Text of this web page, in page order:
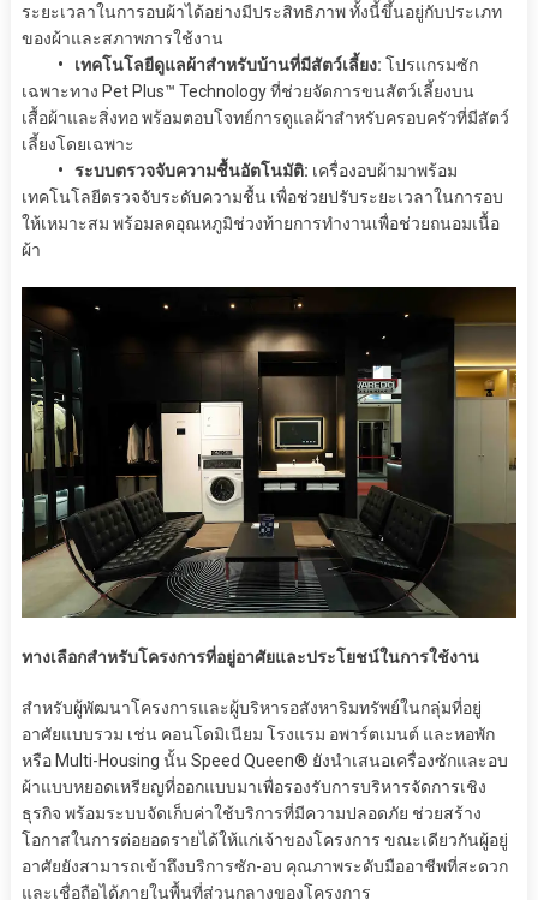
ระยะเวลาในการอบผ้าได้อย่างมีประสิทธิภาพ ทั้งนี้ขึ้นอยู่กับประเภท
ของผ้าและสภาพการใช้งาน
• เทคโนโลยีดูแลผ้าสำหรับบ้านที่มีสัตว์เลี้ยง: โปรแกรมซัก
เฉพาะทาง Pet Plus™ Technology ที่ช่วยจัดการขนสัตว์เลี้ยงบน
เสื้อผ้าและสิ่งทอ พร้อมตอบโจทย์การดูแลผ้าสำหรับครอบครัวที่มีสัตว์
เลี้ยงโดยเฉพาะ
• ระบบตรวจจับความชื้นอัตโนมัติ: เครื่องอบผ้ามาพร้อม
เทคโนโลยีตรวจจับระดับความชื้น เพื่อช่วยปรับระยะเวลาในการอบ
ให้เหมาะสม พร้อมลดอุณหภูมิช่วงท้ายการทำงานเพื่อช่วยถนอมเนื้อ
ผ้า
ทางเลือกสำหรับโครงการที่อยู่อาศัยและประโยชน์ในการใช้งาน
สำหรับผู้พัฒนาโครงการและผู้บริหารอสังหาริมทรัพย์ในกลุ่มที่อยู่
อาศัยแบบรวม เช่น คอนโดมิเนียม โรงแรม อพาร์ตเมนต์ และหอพัก
หรือ Multi-Housing นั้น Speed Queen® ยังนำเสนอเครื่องซักและอบ
ผ้าแบบหยอดเหรียญที่ออกแบบมาเพื่อรองรับการบริหารจัดการเชิง
ธุรกิจ พร้อมระบบจัดเก็บค่าใช้บริการที่มีความปลอดภัย ช่วยสร้าง
โอกาสในการต่อยอดรายได้ให้แก่เจ้าของโครงการ ขณะเดียวกันผู้อยู่
อาศัยยังสามารถเข้าถึงบริการซัก-อบ คุณภาพระดับมืออาชีพที่สะดวก
และเชื่อถือได้ภายในพื้นที่ส่วนกลางของโครงการ